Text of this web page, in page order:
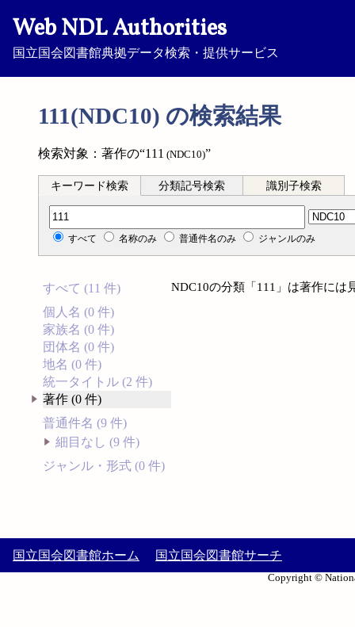
Web NDL Authorities
国立国会図書館典拠データ検索・提供サービス
111(NDC10) の検索結果
検索対象：著作の“111 (NDC10)”
キーワード検索 分類記号検索 識別子検索
分類記号検索
すべて 名称のみ 普通件名のみ ジャンルのみ
すべて (11 件)
個人名 (0 件)
家族名 (0 件)
団体名 (0 件)
地名 (0 件)
統一タイトル (2 件)
著作 (0 件)
普通件名 (9 件)
細目なし (9 件)
ジャンル・形式 (0 件)
NDC10の分類「111」は著作には
国立国会図書館ホーム 国立国会図書館サーチ
Copyright ©